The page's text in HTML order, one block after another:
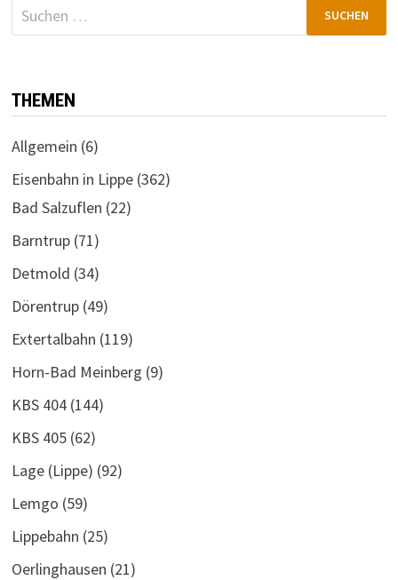
Suchen
nach:
THEMEN
Allgemein (6)
Eisenbahn in Lippe(362)
Bad Salzuflen (22)
Barntrup(71)
Detmold (34)
Dörentrup(49)
Extertalbahn (119)
Horn-Bad Meinberg (9)
KBS 404(144)
KBS 405(62)
Lage (Lippe) (92)
Lemgo (59)
Lippebahn (25)
Oerlinghausen (21)